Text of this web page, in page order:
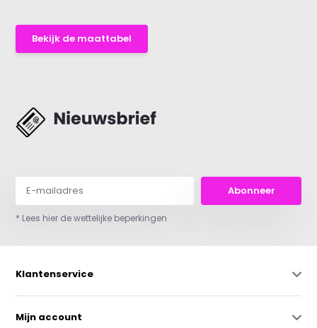
Bekijk de maattabel
Abonneer
* Lees hier de wettelijke beperkingen
Klantenservice
Mijn account